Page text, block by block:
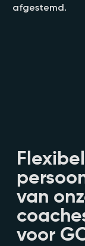
afgestemd.
van
voor